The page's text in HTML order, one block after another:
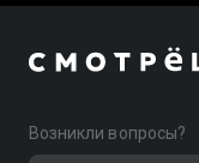
Возникли вопросы?